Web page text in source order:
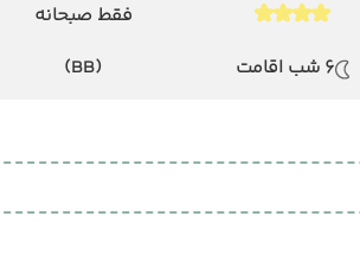
6 شب اقامت
فقط صبحانه
(BB)